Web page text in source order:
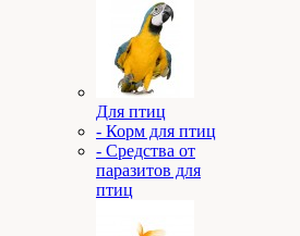
Для птиц
- Корм для птиц
- Средства от
паразитов для
птиц